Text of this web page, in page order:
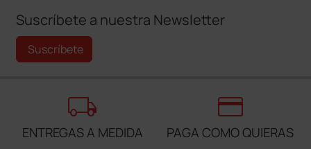
Suscríbete a nuestra Newsletter
Suscríbete
local_shipping
ENTREGAS A MEDIDA
credit_card
PAGA COMO QUIERAS